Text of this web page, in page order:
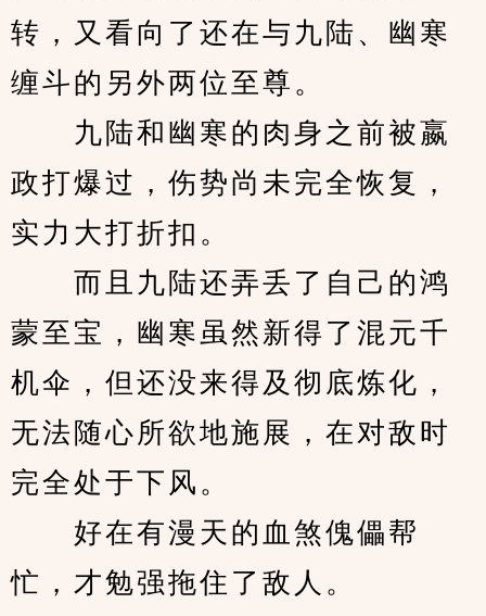
转，又看向了还在与九陆、幽寒
缠斗的另外两位至尊。
九陆和幽寒的肉身之前被嬴
政打爆过，伤势尚未完全恢复，
实力大打折扣。
而且九陆还弄丢了自己的鸿
蒙至宝，幽寒虽然新得了混元千
机伞，但还没来得及彻底炼化，
无法随心所欲地施展，在对敌时
完全处于下风。
好在有漫天的血煞傀儡帮
忙，才勉强拖住了敌人。